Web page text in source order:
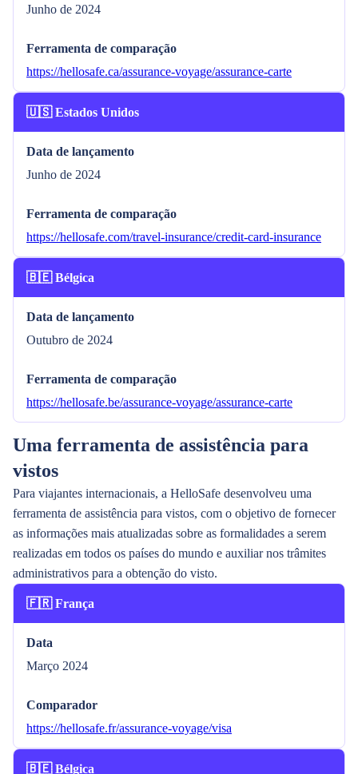
Junho de 2024
Ferramenta de comparação
https://hellosafe.ca/assurance-voyage/assurance-carte
🇺🇸 Estados Unidos
Data de lançamento
Junho de 2024
Ferramenta de comparação
https://hellosafe.com/travel-insurance/credit-card-insurance
🇧🇪 Bélgica
Data de lançamento
Outubro de 2024
Ferramenta de comparação
https://hellosafe.be/assurance-voyage/assurance-carte
Uma ferramenta de assistência para
vistos
Para viajantes internacionais, a HelloSafe desenvolveu uma
ferramenta de assistência para vistos, com o objetivo de fornecer
as informações mais atualizadas sobre as formalidades a serem
realizadas em todos os países do mundo e auxiliar nos trâmites
administrativos para a obtenção do visto.
🇫🇷 França
Data
Março 2024
Comparador
https://hellosafe.fr/assurance-voyage/visa
🇧🇪 Bélgica